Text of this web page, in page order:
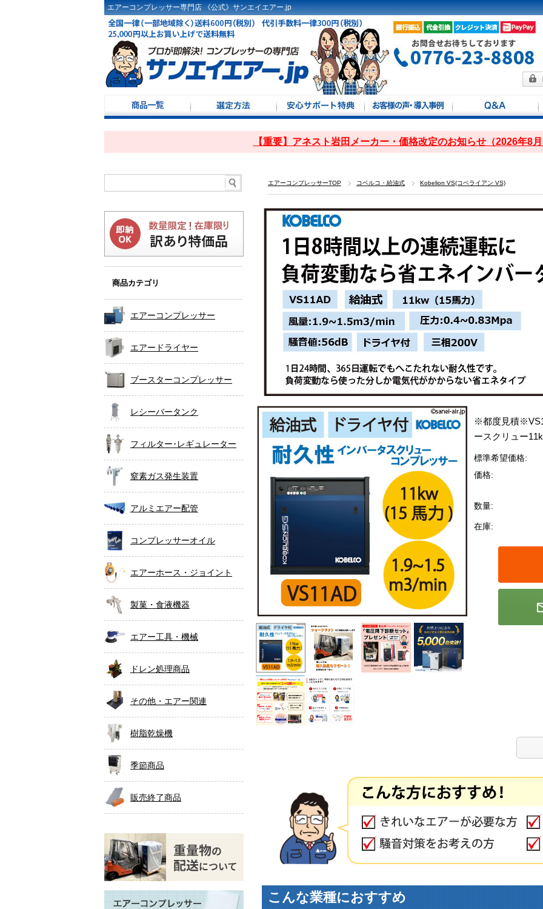
エアーコンプレッサー専門店 《公式》サンエイエアー.jp
【重要】アネスト岩田メーカー・価格改定のお知らせ（2026年8
エアーコンプレッサーTOP コベルコ・給油式 Kobelion VS(コベライアン VS)
※都度見積
ースクリュー
標準希望価格:
価格:
数量:
在庫:
こんな業種におすすめ
商品カテゴリ
エアーコンプレッサー
エアードライヤー
ブースターコンプレッサー
レシーバータンク
フィルター･レギュレーター
窒素ガス発生装置
アルミエアー配管
コンプレッサーオイル
エアーホース・ジョイント
製菓・食液機器
エアー工具・機械
ドレン処理商品
その他・エアー関連
樹脂乾燥機
季節商品
販売終了商品